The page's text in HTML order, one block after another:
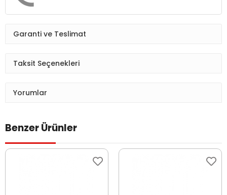
Garanti ve Teslimat
Taksit Seçenekleri
Yorumlar
Benzer Ürünler